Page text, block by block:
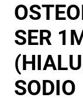
SER
SODIO